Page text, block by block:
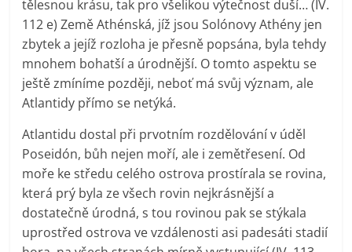
tělesnou krásu, tak pro všelikou výtečnost duší… (IV.
112 e) Země Athénská, jíž jsou Solónovy Athény jen
zbytek a jejíž rozloha je přesně popsána, byla tehdy
mnohem bohatší a úrodnější. O tomto aspektu se
ještě zmíníme později, neboť má svůj význam, ale
Atlantidy přímo se netýká.
Atlantidu dostal při prvotním rozdělování v úděl
Poseidón, bůh nejen moří, ale i zemětřesení. Od
moře ke středu celého ostrova prostírala se rovina,
která prý byla ze všech rovin nejkrásnější a
dostatečně úrodná, s tou rovinou pak se stýkala
uprostřed ostrova ve vzdálenosti asi padesáti stadií